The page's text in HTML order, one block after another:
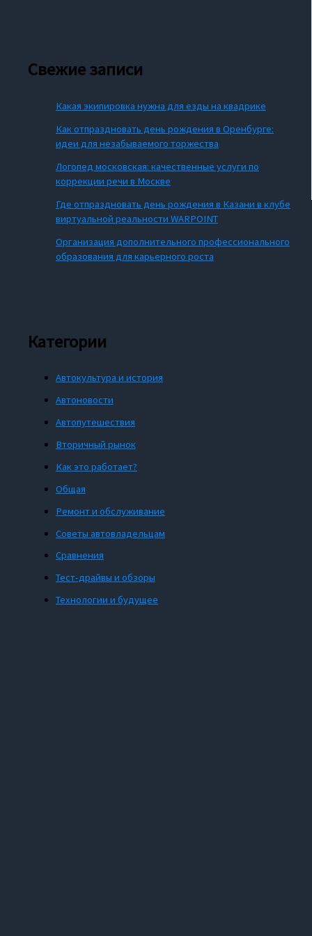
Свежие записи
Какая экипировка нужна для езды на квадрике
Как отпраздновать день рождения в Оренбурге:
идеи для незабываемого торжества
Логопед московская: качественные услуги по
коррекции речи в Москве
Где отпраздновать день рождения в Казани в клубе
виртуальной реальности WARPOINT
Организация дополнительного профессионального
образования для карьерного роста
Категории
Автокультура и история
Автоновости
Автопутешествия
Вторичный рынок
Как это работает?
Общая
Ремонт и обслуживание
Советы автовладельцам
Сравнения
Тест-драйвы и обзоры
Технологии и будущее